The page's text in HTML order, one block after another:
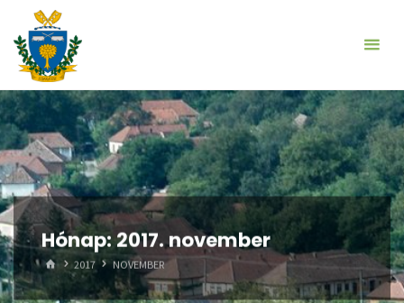
content
Hónap:2017. november
HOME
2017 NOVEMBER